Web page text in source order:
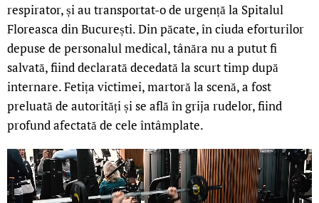
respirator, și au transportat-o de urgență la Spitalul
Floreasca din București. Din păcate, în ciuda eforturilor
depuse de personalul medical, tânăra nu a putut fi
salvată, fiind declarată decedată la scurt timp după
internare. Fetița victimei, martoră la scenă, a fost
preluată de autorități și se află în grija rudelor, fiind
profund afectată de cele întâmplate.